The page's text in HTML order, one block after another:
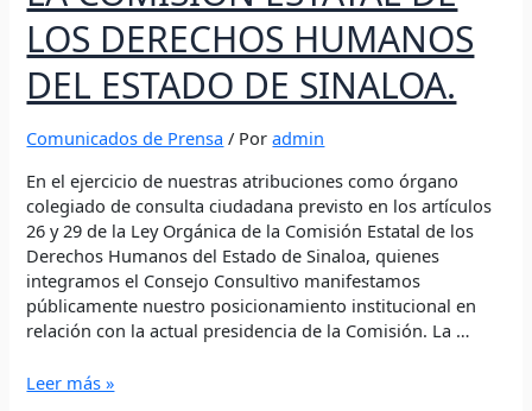
LOS DERECHOS HUMANOS
DEL ESTADO DE SINALOA.
Comunicados de Prensa / Poradmin
En el ejercicio de nuestras atribuciones como órgano
colegiado de consulta ciudadana previsto en los artículos
26 y 29 de la Ley Orgánica de la Comisión Estatal de los
Derechos Humanos del Estado de Sinaloa, quienes
integramos el Consejo Consultivo manifestamos
públicamente nuestro posicionamiento institucional en
relación con la actual presidencia de la Comisión. La …
Leer más »